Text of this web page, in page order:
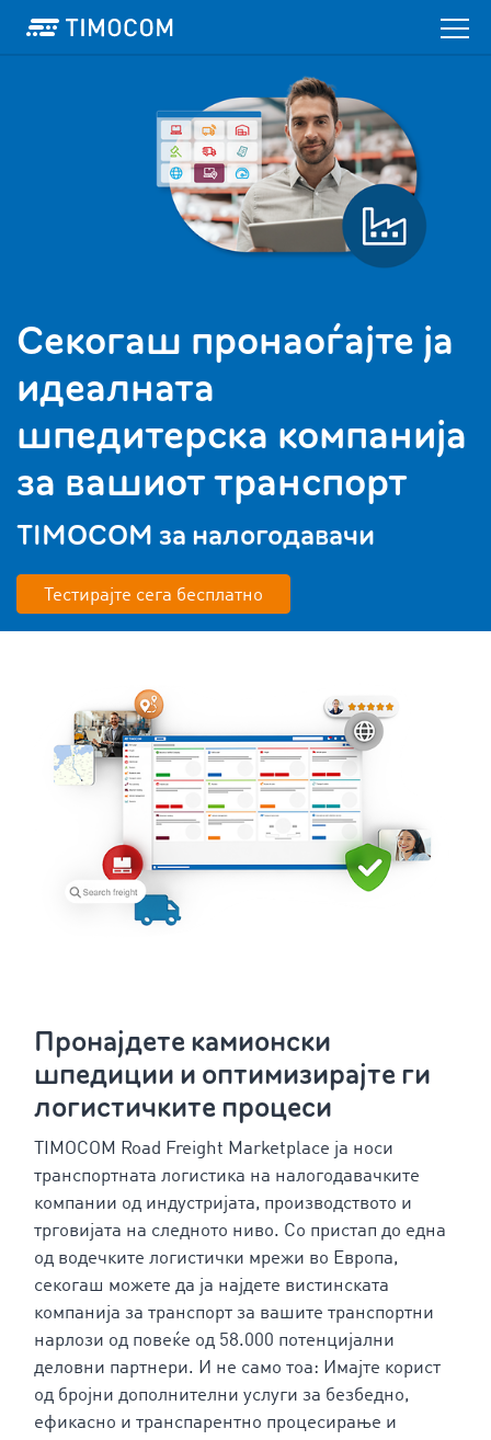
Секогаш пронаоѓајте ја
идеалната
шпедитерска компанија
за вашиот транспорт
TIMOCOM за налогодавачи
Тестирајте сега бесплатно
Пронајдете камионски
шпедиции и оптимизирајте ги
логистичките процеси
TIMOCOM Road Freight Marketplace ја носи
транспортната логистика на налогодавачките
компании од индустријата, производството и
трговијата на следното ниво. Со пристап до една
од водечките логистички мрежи во Европа,
секогаш можете да ја најдете вистинската
компанија за транспорт за вашите транспортни
нарлози од повеќе од 58.000 потенцијални
деловни партнери. И не само тоа: Имајте корист
од бројни дополнителни услуги за безбедно,
ефикасно и транспарентно процесирање и